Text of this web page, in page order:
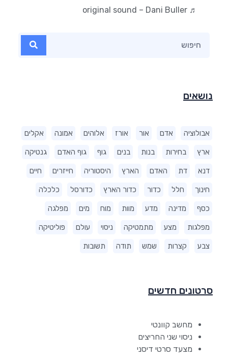
נושאים
אבולוציה אדם אור אורז אלוהים אמונה אקלים
ארץ בחירות בנות בנים גוף גוף האדם גנטיקה
דנא דת האדם הארץ היסטוריה חייזרים חיים
חינוך חלל כדור כדור הארץ כדורסל כלכלה
כסף מדינה מדע מוות מוח מים מפלגה
מפלגות מצע מתמטיקה ניסוי עולם פוליטיקה
צבע קצרות שמש תודה תשובות
סרטונים חדשים
מחשב קוונטי
ניסוי שני החריצים
מצעד סרטי דיסני
♬ original sound – Dani Buller